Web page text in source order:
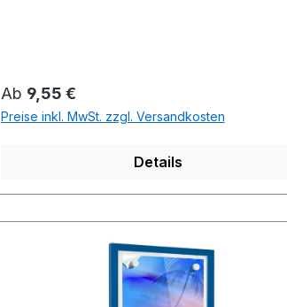
Regulärer Preis:
Ab 9,55 €
Preise inkl. MwSt. zzgl. Versandkosten
Details